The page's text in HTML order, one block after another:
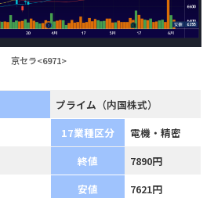
京セラ<6971>
プライム（内国株式）
17業種区分
電機・精密
終値
7890円
安値
7621円